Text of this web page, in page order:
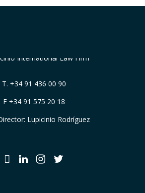
T. +34 91 436 00 90
F +34 91 575 20 18
Lupicinio Rodríguez